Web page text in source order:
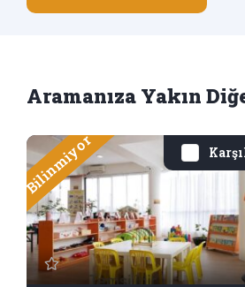
Aramanıza Yakın
Bilinmiyor